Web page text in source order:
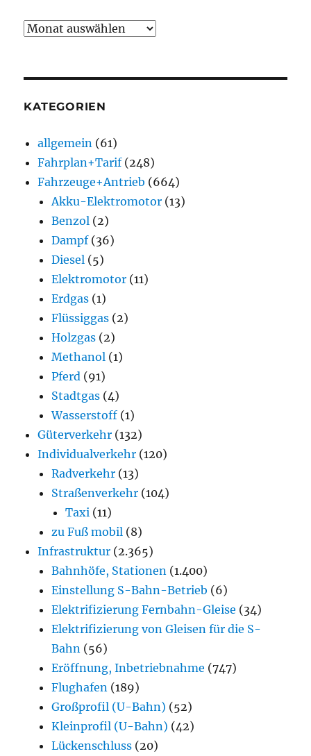
Archiv
KATEGORIEN
allgemein (61)
Fahrplan+Tarif(248)
Fahrzeuge+Antrieb (664)
Akku-Elektromotor (13)
Benzol (2)
Dampf(36)
Diesel (5)
Elektromotor (11)
Erdgas (1)
Flüssiggas (2)
Holzgas (2)
Methanol (1)
Pferd (91)
Stadtgas (4)
Wasserstoff (1)
Güterverkehr (132)
Individualverkehr (120)
Radverkehr (13)
Straßenverkehr (104)
Taxi (11)
zu Fuß mobil (8)
Infrastruktur (2.365)
Bahnhöfe, Stationen (1.400)
Einstellung S-Bahn-Betrieb (6)
Elektrifizierung Fernbahn-Gleise (34)
Elektrifizierung von Gleisen für die S-
Bahn (56)
Eröffnung, Inbetriebnahme (747)
Flughafen (189)
Großprofil (U-Bahn) (52)
Kleinprofil (U-Bahn) (42)
Lückenschluss (20)